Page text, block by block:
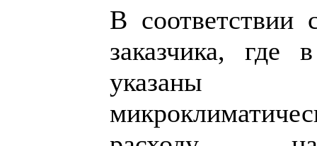
В соответствии
заказчика,
указаны